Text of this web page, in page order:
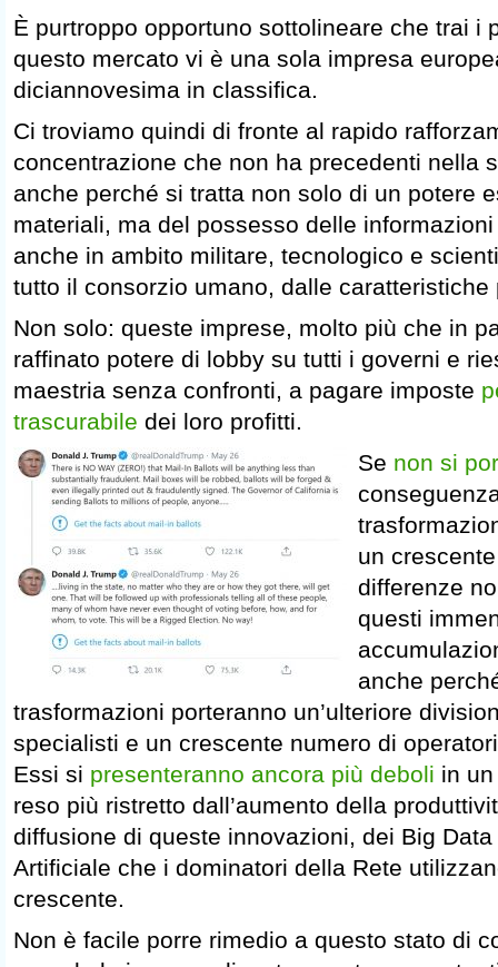
È purtroppo opportuno sottolineare che trai i
questo mercato vi è una sola impresa
diciannovesima in classifica.
Ci troviamo quindi di fronte al rapido
concentrazione che non ha precedenti nella
anche perché si tratta non solo di un potere
materiali, ma del possesso delle
anche in ambito militare, tecnologico e
tutto il consorzio umano, dalle
Non solo: queste imprese, molto più che in
raffinato potere di lobby su tutti i governi e
maestria senza confronti, a pagare imposte
trascurabile dei loro profitti.
Se non si
un
differenze
questi
anche
trasformazioni porteranno un’ulteriore
specialisti e un crescente numero di
Essi si presenteranno ancora più deboli in
reso più ristretto dall’aumento della
diffusione di queste innovazioni, dei Big Data
Artificiale che i dominatori della Rete
crescente.
Non è facile porre rimedio a questo stato di